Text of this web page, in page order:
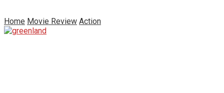
Home Movie Review Action